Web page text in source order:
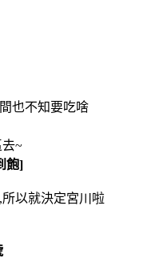
也不知要吃啥
~
飽]
以就決定宮川啦